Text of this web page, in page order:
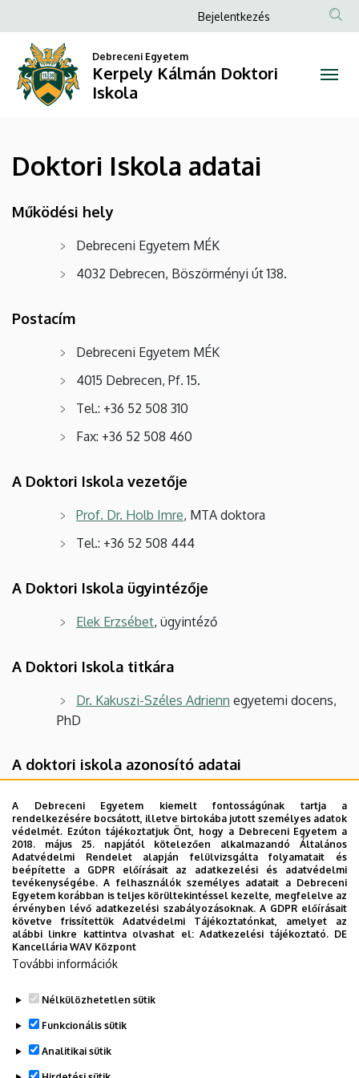
Iskola
adatai
Kerpely
Kálmán
Doktori
Iskola
a
tartalomra
Anonim
fiók
menüje
Bejelentkezés
Debreceni Egyetem
Kerpely Kálmán Doktori
Iskola
Doktori Iskola adatai
Működési hely
Debreceni Egyetem MÉK
4032 Debrecen, Böszörményi út 138.
Postacím
Debreceni Egyetem MÉK
4015 Debrecen, Pf. 15.
Tel.: +36 52 508 310
Fax: +36 52 508 460
A Doktori Iskola vezetője
Prof. Dr. Holb Imre, MTA doktora
Tel.: +36 52 508 444
A Doktori Iskola ügyintézője
Elek Erzsébet, ügyintéző
A Doktori Iskola titkára
Dr. Kakuszi-Széles Adrienn egyetemi docens,
PhD
A doktori iskola azonosító adatai
Intézmény: A DI a Debreceni Egyetem
keretében működik
Tudományterületi besorolás:
Agrártudományok (tudományága:
Növénytermesztési és kertészeti tudományok)
A doktori iskola neve: Kerpely Kálmán
Növénytermesztési és Kertészeti Tudományok
Legutóbbi frissítés: 2023. 03. 26. 19:58
A Debreceni Egyetem kiemelt fontosságúnak tartja a
rendelkezésére bocsátott, illetve birtokába jutott személyes adatok
védelmét. Ezúton tájékoztatjuk Önt, hogy a Debreceni Egyetem a
2018. május 25. napjától kötelezően alkalmazandó Általános
Adatvédelmi Rendelet alapján felülvizsgálta folyamatait és
beépítette a GDPR előírásait az adatkezelési és adatvédelmi
tevékenységébe. A felhasználók személyes adatait a Debreceni
Egyetem korábban is teljes körültekintéssel kezelte, megfelelve az
érvényben lévő adatkezelési szabályozásoknak. A GDPR előírásait
követve frissítettük Adatvédelmi Tájékoztatónkat, amelyet az
alábbi linkre kattintva olvashat el:Adatkezelési tájékoztató. DE
Kancellária WAV Központ
További információk
Nélkülözhetetlen sütik
Funkcionális sütik
Analitikai sütik